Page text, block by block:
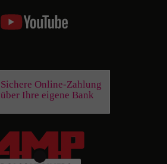
Sichere Online-Zahlung
über Ihre eigene Bank